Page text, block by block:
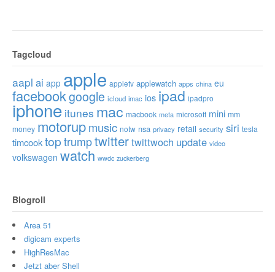
Tagcloud
aapl ai app apple appletv applewatch apps china eu
facebookgoogle icloud imac ios ipad ipadpro
iphone itunes mac macbook meta microsoft mini mm
money motorupmusic notw nsa privacy retail security siri tesla
timcooktop trumptwittertwittwoch update video
volkswagen watch wwdc zuckerberg
Blogroll
Area 51
digicam experts
HighResMac
Jetzt aber Shell